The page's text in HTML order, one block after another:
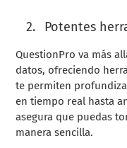
Potentes
QuestionPro va más
datos, ofreciendo
te permiten
en tiempo real hasta
asegura que puedas
manera sencilla.